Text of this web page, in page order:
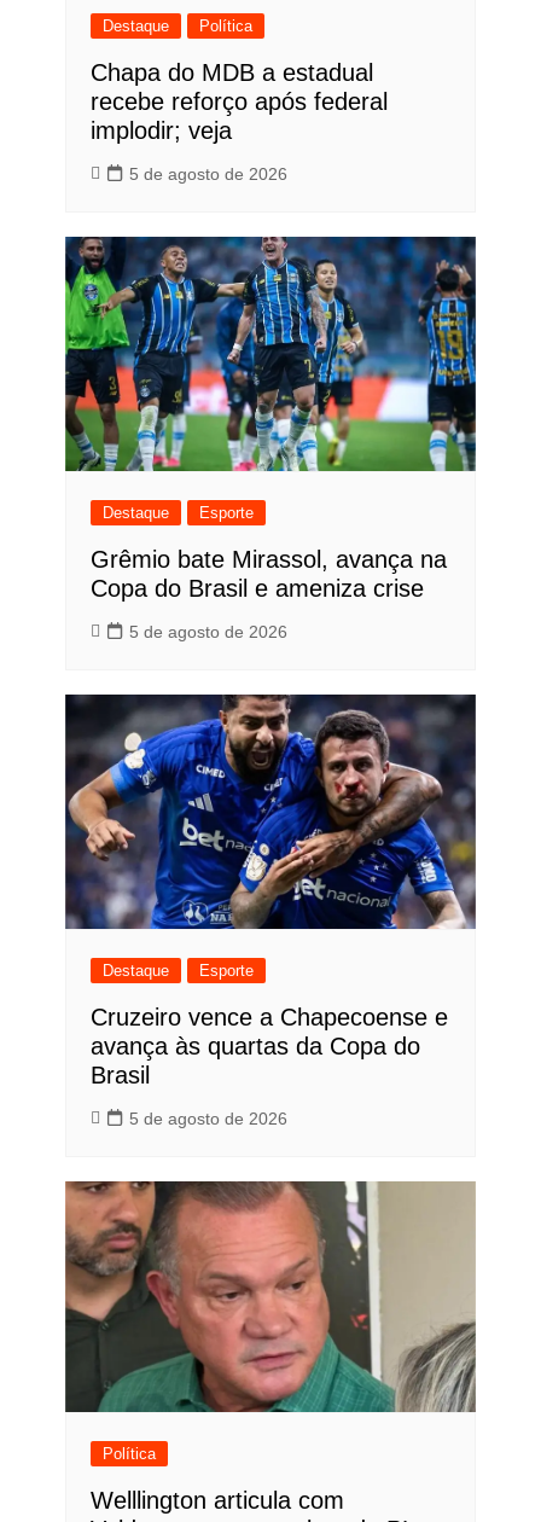
Destaque Política
Chapa do MDB a estadual
recebe reforço após federal
implodir; veja
5 de agosto de 2026
Destaque Esporte
Grêmio bate Mirassol, avança na
Copa do Brasil e ameniza crise
5 de agosto de 2026
Destaque Esporte
Cruzeiro vence a Chapecoense e
avança às quartas da Copa do
Brasil
5 de agosto de 2026
Política
Welllington articula com